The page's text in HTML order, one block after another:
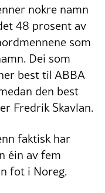
nokre namn
48 prosent av
som
Dei som
best til ABBA
den best
Fredrik Skavlan.
faktisk har
éin av fem
fot i Noreg.